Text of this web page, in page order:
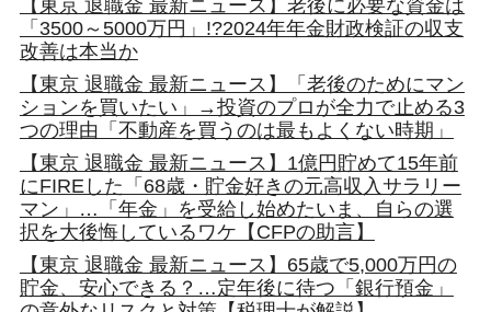
【東京 退職金 最新ニュース】老後に必要な資金は
「3500～5000万円」!?2024年年金財政検証の収支
改善は本当か
【東京 退職金 最新ニュース】「老後のためにマン
ションを買いたい」→投資のプロが全力で止める3
つの理由「不動産を買うのは最もよくない時期」
【東京 退職金 最新ニュース】1億円貯めて15年前
にFIREした「68歳・貯金好きの元高収入サラリー
マン」…「年金」を受給し始めたいま、自らの選
択を大後悔しているワケ【CFPの助言】
【東京 退職金 最新ニュース】65歳で5,000万円の
貯金、安心できる？…定年後に待つ「銀行預金」